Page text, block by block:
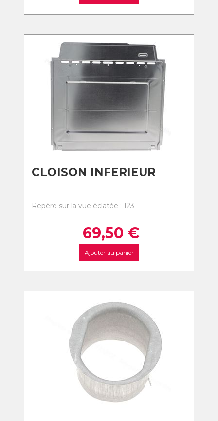
CLOISON INFERIEUR
Repère sur la vue éclatée : 123
69,50 €
Ajouter au panier